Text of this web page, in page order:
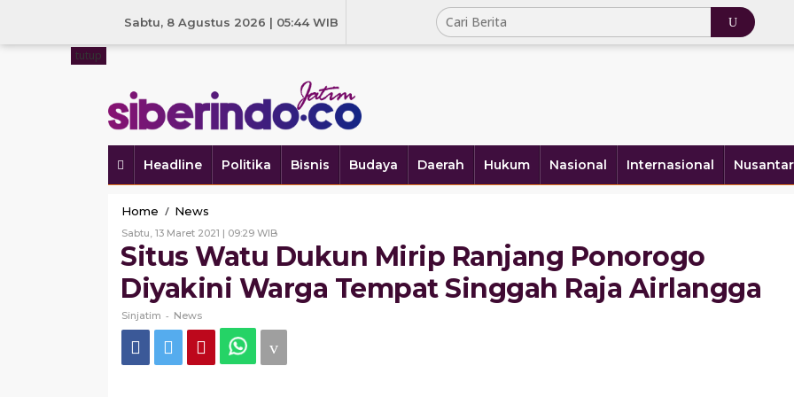
Sabtu, 8 Agustus 2026 | 05:44 WIB
Headline Politika Bisnis Budaya Daerah Hukum Nasional Internasional
tutup
Home / News
Watu
Dukun
Mirip
Ranjang
Ponorogo
Tempat
Singgah
Raja
Sabtu, 13 Maret 2021 | 09:29 WIBOleh
Sinjatim
Situs Watu Dukun Mirip Ranjang Ponorogo
Diyakini Warga Tempat Singgah Raja Airlangga
Sinjatim - News